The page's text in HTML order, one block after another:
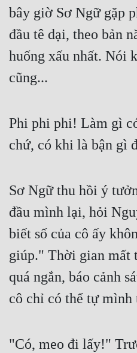
bây giờ Sơ Ngữ gặp
đầu tê dại, theo bản
huống xấu nhất. Nói
cũng...
Phi phi phi! Làm gì
chứ, có khi là bận gì
Sơ Ngữ thu hồi ý
đầu mình lại, hỏi
biết số của cô ấy
giúp." Thời gian mất
quá ngắn, báo cảnh
cô chỉ có thể tự mình
"Có, meo đi lấy!"